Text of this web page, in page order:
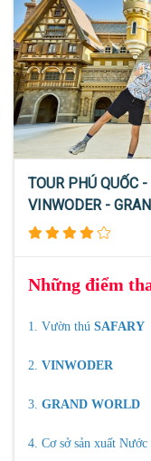
TOUR PHÚ QUỐC
VINWODER -
Những điểm
1. Vườn thú SAFARY
2. VINWODER
3. GRAND WORLD
4. Cơ sở sản xuất